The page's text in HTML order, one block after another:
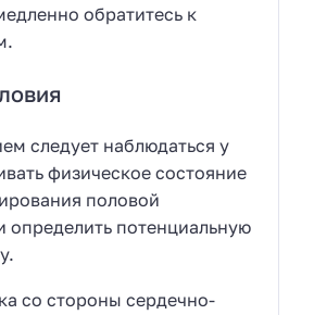
обратитесь к
следует наблюдаться у
физическое состояние
половой
определить потенциальную
со стороны сердечно-